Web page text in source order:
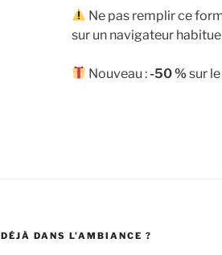
Ne pas remplir ce
sur un navigateur
Nouveau :-50 %sur
DÉJÀ DANS L’AMBIANCE ?